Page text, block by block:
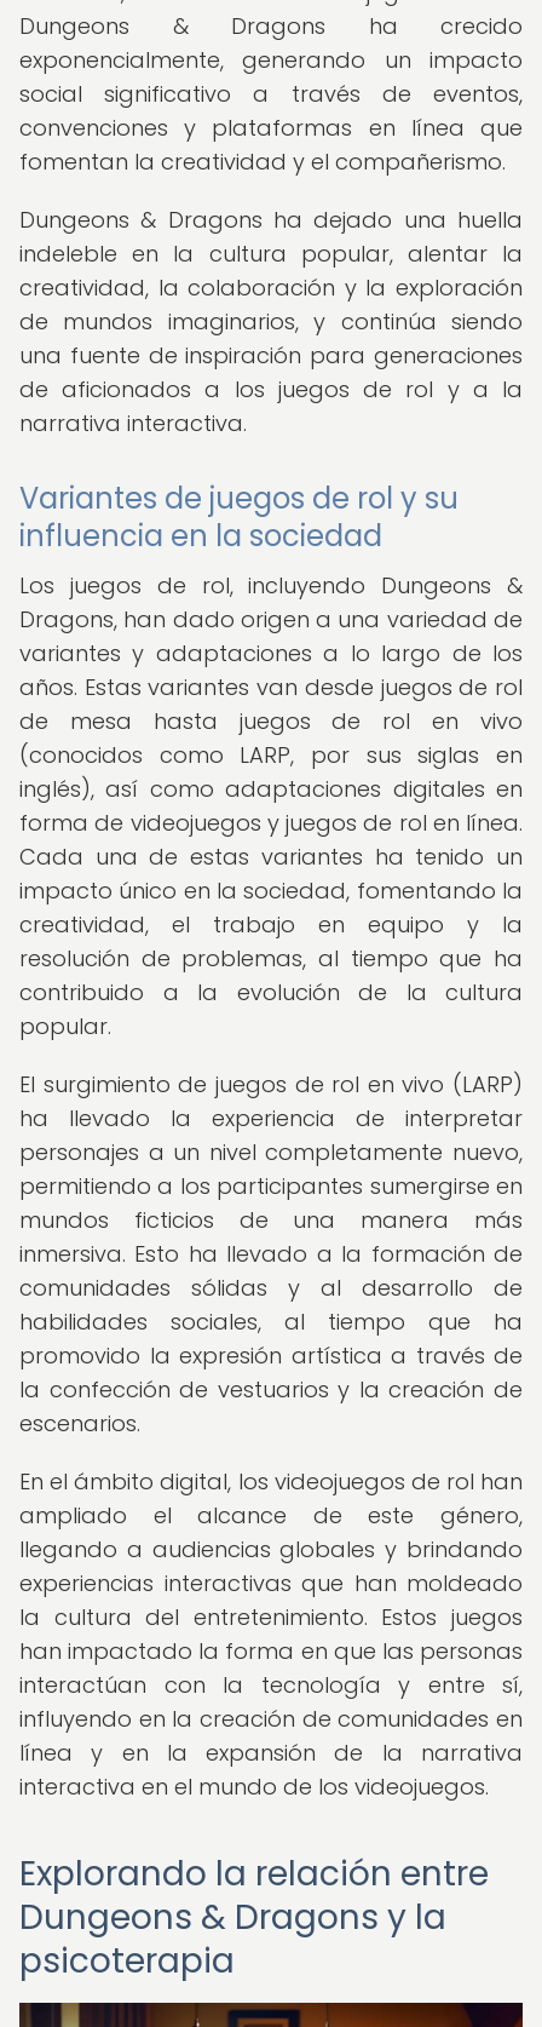
Dungeons & Dragons ha crecido
exponencialmente, generando un impacto
social significativo a través de eventos,
convenciones y plataformas en línea que
fomentan la creatividad y el compañerismo.
Dungeons & Dragons ha dejado una huella
indeleble en la cultura popular, alentar la
creatividad, la colaboración y la exploración
de mundos imaginarios, y continúa siendo
una fuente de inspiración para generaciones
de aficionados a los juegos de rol y a la
narrativa interactiva.
Variantes de juegos de rol y su
influencia en la sociedad
Los juegos de rol, incluyendo Dungeons &
Dragons, han dado origen a una variedad de
variantes y adaptaciones a lo largo de los
años. Estas variantes van desde juegos de rol
de mesa hasta juegos de rol en vivo
(conocidos como LARP, por sus siglas en
inglés), así como adaptaciones digitales en
forma de videojuegos y juegos de rol en línea.
Cada una de estas variantes ha tenido un
impacto único en la sociedad, fomentando la
creatividad, el trabajo en equipo y la
resolución de problemas, al tiempo que ha
contribuido a la evolución de la cultura
popular.
El surgimiento de juegos de rol en vivo (LARP)
ha llevado la experiencia de interpretar
personajes a un nivel completamente nuevo,
permitiendo a los participantes sumergirse en
mundos ficticios de una manera más
inmersiva. Esto ha llevado a la formación de
comunidades sólidas y al desarrollo de
habilidades sociales, al tiempo que ha
promovido la expresión artística a través de
la confección de vestuarios y la creación de
escenarios.
En el ámbito digital, los videojuegos de rol han
ampliado el alcance de este género,
llegando a audiencias globales y brindando
experiencias interactivas que han moldeado
la cultura del entretenimiento. Estos juegos
han impactado la forma en que las personas
interactúan con la tecnología y entre sí,
influyendo en la creación de comunidades en
línea y en la expansión de la narrativa
interactiva en el mundo de los videojuegos.
Explorando la relación entre
Dungeons & Dragons y la
psicoterapia